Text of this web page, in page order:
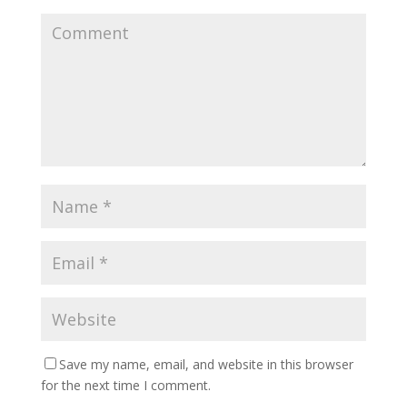
Save my name, email, and website in this browser
for the next time I comment.